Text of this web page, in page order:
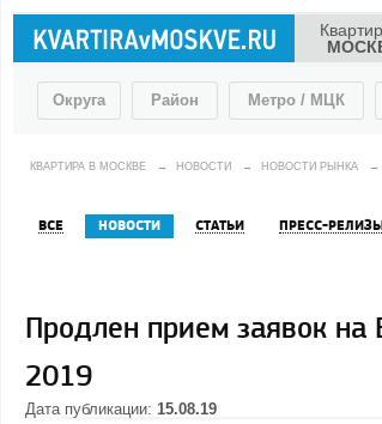
Округа Район Метро / МЦК
КВАРТИРА В МОСКВЕ → НОВОСТИ → НОВОСТИ РЫНКА →
ВСЕ НОВОСТИ СТАТЬИ ПРЕСС-
Продлен прием заявок на
2019
Дата публикации: 15.08.19